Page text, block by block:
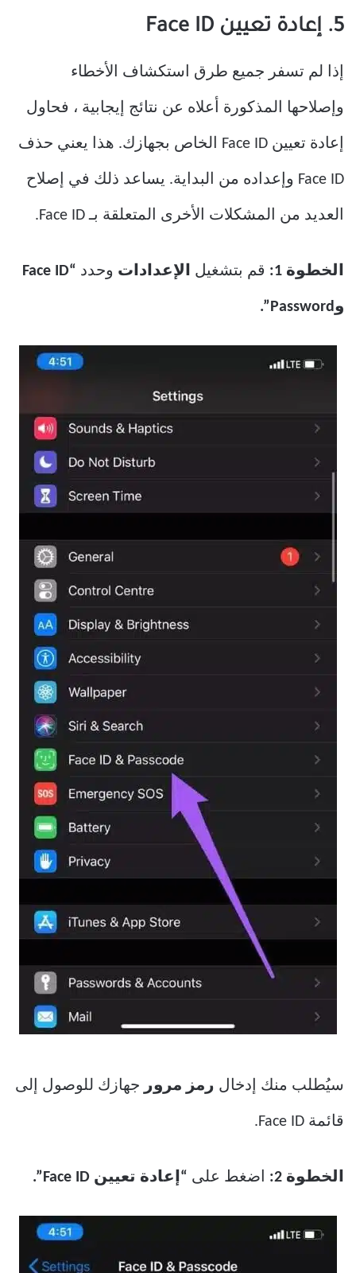
5. إعادة تعيين Face ID
إذا لم تسفر جميع طرق استكشاف الأخطاء
وإصلاحها المذكورة أعلاه عن نتائج إيجابية ، فحاول
إعادة تعيين Face ID الخاص بجهازك. هذا يعني حذف
Face ID وإعداده من البداية. يساعد ذلك في إصلاح
العديد من المشكلات الأخرى المتعلقة بـ Face ID.
الخطوة 1: قم بتشغيل الإعدادات وحدد “Face ID
وPassword”.
سيُطلب منك إدخال رمز مرور جهازك للوصول إلى
قائمة Face ID.
الخطوة 2: اضغط على “إعادة تعيين Face ID”.